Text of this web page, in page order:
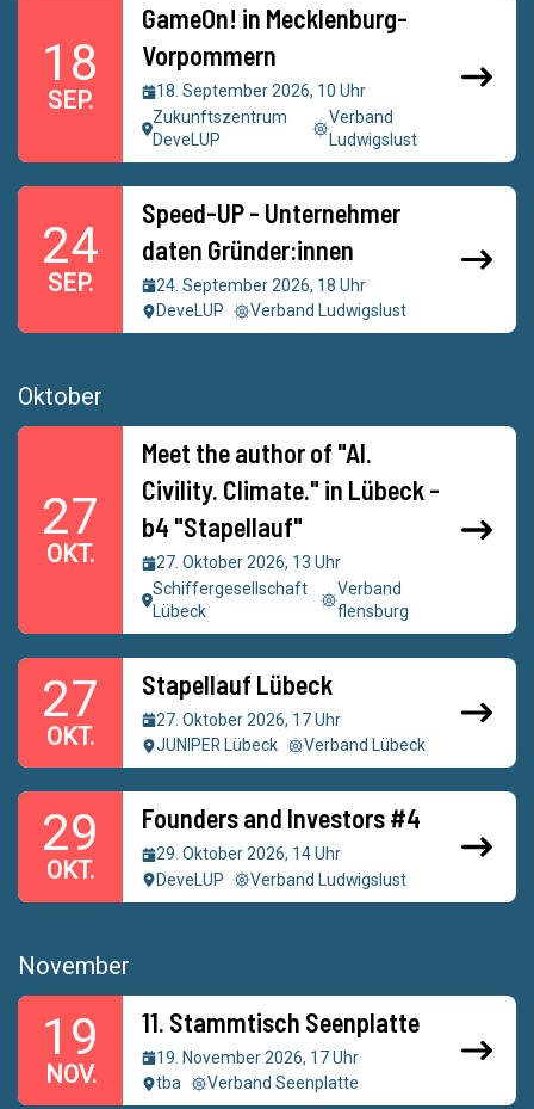
18
SEP.
GameOn! in Mecklenburg-
Vorpommern
18. September 2026, 10 Uhr
Zukunftszentrum
DeveLUP
Verband
Ludwigslust
24
SEP.
Speed-UP - Unternehmer
daten Gründer:innen
24. September 2026, 18 Uhr
DeveLUP
Verband Ludwigslust
Oktober
27
OKT.
Meet the author of "AI.
Civility. Climate." in Lübeck -
b4 "Stapellauf"
27. Oktober 2026, 13 Uhr
Schiffergesellschaft
Lübeck
Verband
flensburg
27
OKT.
Stapellauf Lübeck
27. Oktober 2026, 17 Uhr
JUNIPER Lübeck
Verband Lübeck
29
OKT.
Founders and Investors #4
29. Oktober 2026, 14 Uhr
DeveLUP
Verband Ludwigslust
November
19
NOV.
11. Stammtisch Seenplatte
19. November 2026, 17 Uhr
tba
Verband Seenplatte